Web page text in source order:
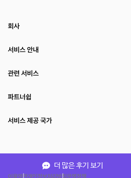
더 많은 후기 보기
회사
서비스 안내
관련 서비스
파트너쉽
서비스 제공 국가
이용약관개인정보처리방침운영정책